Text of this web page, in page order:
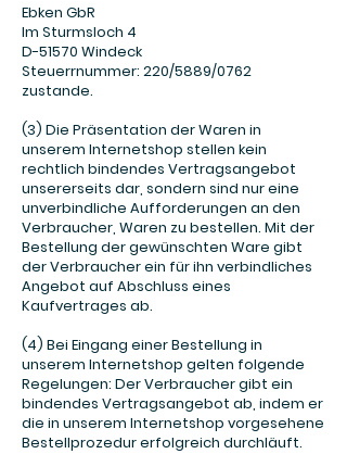
Ebken GbR
Im Sturmsloch 4
D-51570 Windeck
Steuerrnummer: 220/5889/0762
zustande.
(3) Die Präsentation der Waren in
unserem Internetshop stellen kein
rechtlich bindendes Vertragsangebot
unsererseits dar, sondern sind nur eine
unverbindliche Aufforderungen an den
Verbraucher, Waren zu bestellen. Mit der
Bestellung der gewünschten Ware gibt
der Verbraucher ein für ihn verbindliches
Angebot auf Abschluss eines
Kaufvertrages ab.
(4) Bei Eingang einer Bestellung in
unserem Internetshop gelten folgende
Regelungen: Der Verbraucher gibt ein
bindendes Vertragsangebot ab, indem er
die in unserem Internetshop vorgesehene
Bestellprozedur erfolgreich durchläuft.